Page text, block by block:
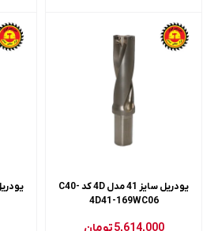
یودریل سایز 41 مدل 4D کد C40-
4D41-169WC06